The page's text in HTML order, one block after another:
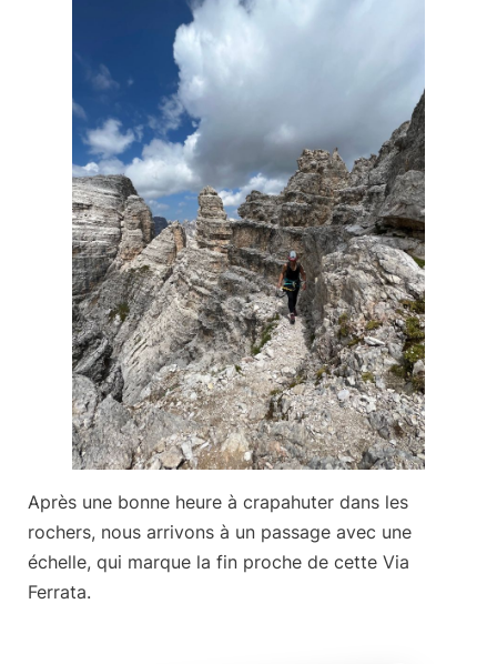
Après une bonne heure à crapahuter dans les
rochers, nous arrivons à un passage avec une
échelle, qui marque la fin proche de cette Via
Ferrata.